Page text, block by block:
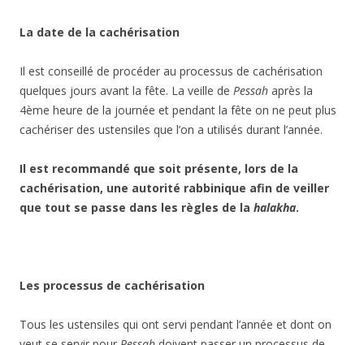
La date de la cachérisation
Il est conseillé de procéder au processus de cachérisation
quelques jours avant la fête. La veille de Pessah après la
4ème heure de la journée et pendant la fête on ne peut plus
cachériser des ustensiles que l’on a utilisés durant l’année.
Il est recommandé que soit présente, lors de la
cachérisation, une autorité rabbinique afin de veiller
que tout se passe dans les règles de la halakha.
Les processus de cachérisation
Tous les ustensiles qui ont servi pendant l’année et dont on